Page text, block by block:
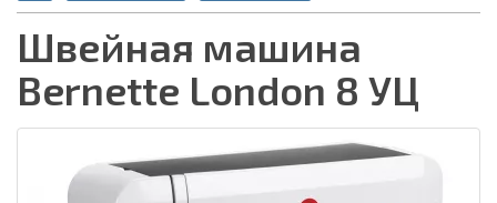
Швейная машина
Bernette London 8 УЦ